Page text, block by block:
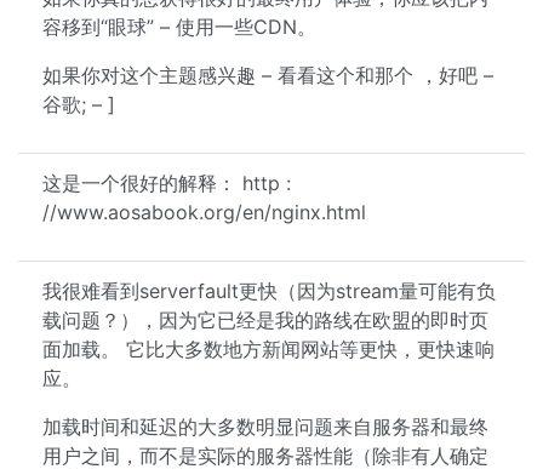
容移到“眼球” – 使用一些CDN。
如果你对这个主题感兴趣 – 看看这个和那个 ，好吧 –
谷歌; – ]
这是一个很好的解释： http :
//www.aosabook.org/en/nginx.html
我很难看到serverfault更快（因为stream量可能有负
载问题？），因为它已经是我的路线在欧盟的即时页
面加载。 它比大多数地方新闻网站等更快，更快速响
应。
加载时间和延迟的大多数明显问题来自服务器和最终
用户之间，而不是实际的服务器性能（除非有人确定